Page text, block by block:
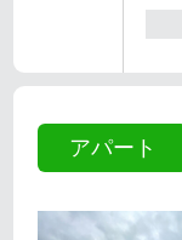
アパート